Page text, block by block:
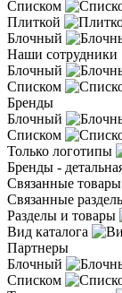
Списком
Плиткой
Блочный
Наши сотрудники
Блочный
Списком
Бренды
Блочный
Списком
Только логотипы
Бренды -
Связанные товары
Связанные
Разделы и товары
Вид каталога
Партнеры
Блочный
Списком